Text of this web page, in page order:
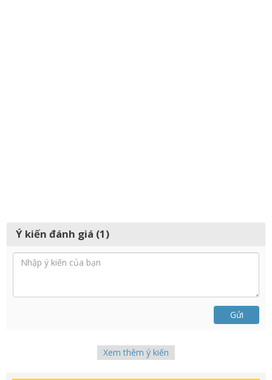
Ý kiến đánh giá (1)
Gửi
Xem thêm ý kiến